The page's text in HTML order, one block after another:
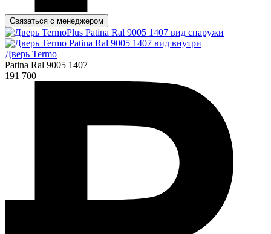
Связаться с менеджером
Дверь Termo
Patina Ral 9005 1407
191 700